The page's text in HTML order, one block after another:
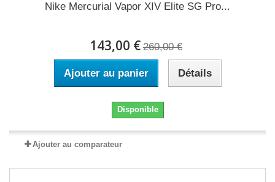
Nike Mercurial Vapor XIV Elite SG Pro...
143,00 € 260,00 €
Ajouter au panier Détails
Disponible
Ajouter au comparateur